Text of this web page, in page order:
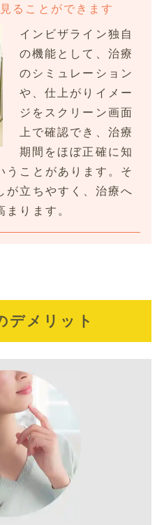
ることができます
インビザライン独自
の機能として、治療
のシミュレーション
や、仕上がりイメー
ジをスクリーン画面
上で確認でき、治療
期間をほぼ正確に知
うことがあります。そ
が立ちやすく、治療へ
まります。
デメリット